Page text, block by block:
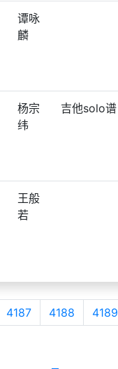
谭咏
麟
杨宗
纬
吉他solo谱
王般
若
4187 4188 4189